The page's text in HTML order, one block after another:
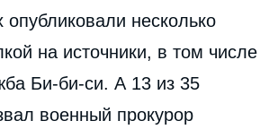
опубликовали несколько
на источники, в том числе
Би-би-си. А 13 из 35
военный прокурор